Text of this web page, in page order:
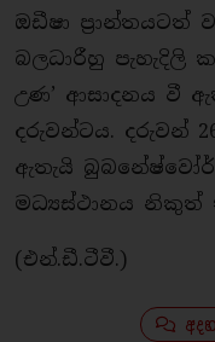
ඔඩීෂා ප්‍රාන්තයටත්
බලධාරීහු පැහැදිලි
උණ’ ආසාදනය වී
දරුවන්ටය. දරුවන්
ඇතැයි
මධ්‍යස්ථානය නිකුත්
(එන්.ඩී.ටීවී.)